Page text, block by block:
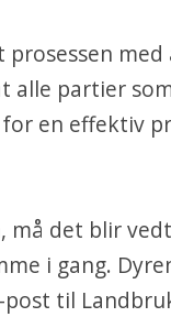
alle partier
en effektiv
må det blir
i gang.
post til